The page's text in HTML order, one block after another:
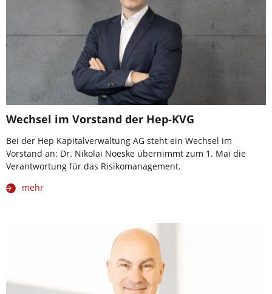
Wechsel im Vorstand der Hep-KVG
Bei der Hep Kapitalverwaltung AG steht ein Wechsel im
Vorstand an: Dr. Nikolai Noeske übernimmt zum 1. Mai die
Verantwortung für das Risikomanagement.
mehr